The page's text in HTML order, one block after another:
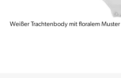
Weißer Trachtenbody mit floralem Muster